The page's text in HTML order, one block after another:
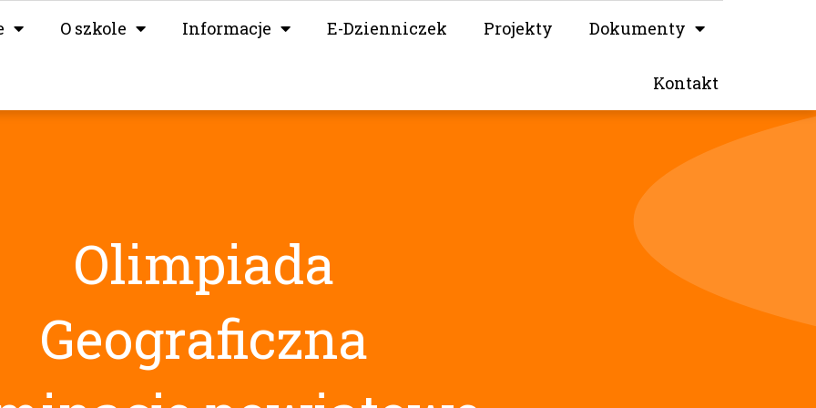
O szkole Informacje E-Dzienniczek Projekty Dokumenty
Kontakt
Olimpiada
Geograficzna